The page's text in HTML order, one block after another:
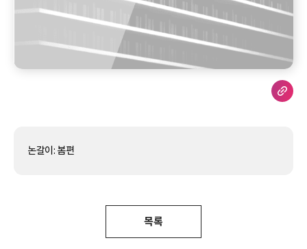
논갈이: 봄편
목록